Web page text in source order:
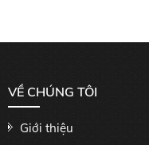
VỀ CHÚNG TÔI
Giới thiệu